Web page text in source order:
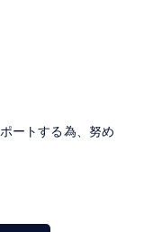
ートする為、努め